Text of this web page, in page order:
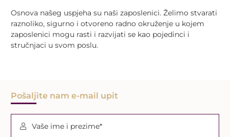
Osnova našeg uspjeha su naši zaposlenici. Želimo stvarati
raznoliko, sigurno i otvoreno radno okruženje u kojem
zaposlenici mogu rasti i razvijati se kao pojedinci i
stručnjaci u svom poslu.
Pošaljite nam e-mail upit
Vaše ime i prezime*